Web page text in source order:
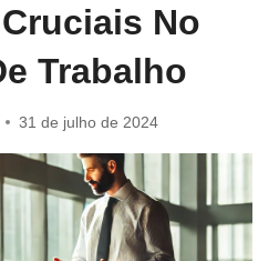
No
Trabalho
31 de julho de 2024